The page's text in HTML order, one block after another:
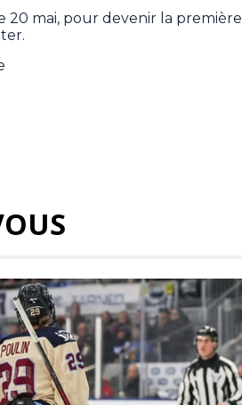
20 mai, pour devenir la première